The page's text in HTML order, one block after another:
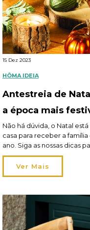
15 Dez 2023
HÔMA IDEIA
Antestreia de
a época mais
Não há dúvida, o Natal
casa para receber a
ano. Siga as nossas dicas
que tem tudo pronto para
casa. Leia aqui o artigo […]
Ver Mais